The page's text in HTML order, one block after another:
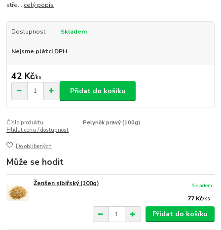
stře... celý popis
Dostupnost Skladem
Nejsme plátci DPH
42 Kč/ks
Přidat do košíku
Číslo produktu:
Pelyněk pravý (100g)
Hlídat cenu / dostupnost
Do oblíbených
Může se hodit
Ženšen sibiřský (100g)
77 Kč/ks
Skladem
Přidat do košíku